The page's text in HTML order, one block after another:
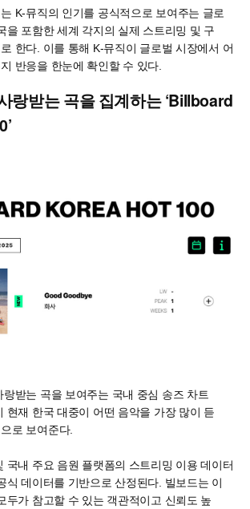
K-뮤직의 인기를 공식적으로 보여주는 글로
을 포함한 세계 각지의 실제 스트리밍 및 구
한다. 이를 통해 K-뮤직이 글로벌 시장에서 어
반응을 한눈에 확인할 수 있다.
랑받는 곡을 집계하는 ‘Billboard
랑받는 곡을 보여주는 국내 중심 송즈 차트
현재 한국 대중이 어떤 음악을 가장 많이 듣
로 보여준다.
국내 주요 음원 플랫폼의 스트리밍 이용 데이터
식 데이터를 기반으로 산정된다. 빌보드는 이
두가 참고할 수 있는 객관적이고 신뢰도 높